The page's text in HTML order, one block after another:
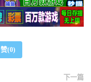
赞(0)
下一篇